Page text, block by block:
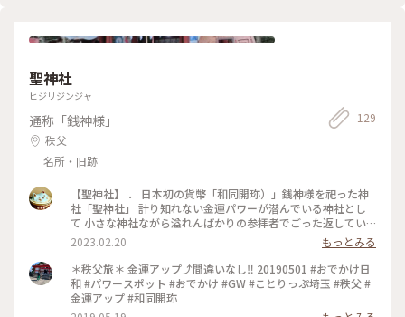
聖神社
ヒジリジンジャ
通称「銭神様」
秩父
名所・旧跡
129
【聖神社】 ． 日本初の貨幣「和同開珎）」銭神様を祀った神
社「聖神社」 計り知れない金運パワーが潜んでいる神社とし
て 小さな神社ながら溢れんばかりの参拝者でごった返してい
た元旦でした。 ． ． ． #Myことりっぷ #埼玉 #秩父 #神社 #
聖神社#和同開珎 #パワースポット#金運 #初詣 #神社仏閣参拝
日記
2023.02.20
もっとみる
＊秩父旅＊ 金運アップ⤴️間違いなし‼️ 20190501 #おでかけ日
和 #パワースポット #おでかけ #GW #ことりっぷ埼玉 #秩父 #
金運アップ #和同開珎